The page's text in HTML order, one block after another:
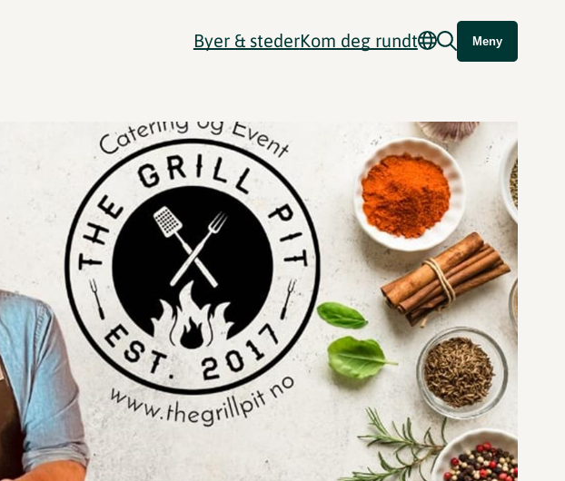
Byer & stederKom deg rundt Meny